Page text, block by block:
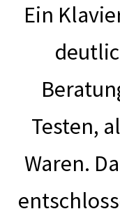
Ein
Testen,
Waren.